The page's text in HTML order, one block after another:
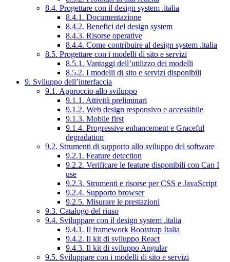
8.4. Progettare con il design system .italia
8.4.1. Documentazione
8.4.2. Benefici del design system
8.4.3. Risorse operative
8.4.4. Come contribuire al design system .italia
8.5. Progettare con i modelli di sito e servizi
8.5.1. Vantaggi dell’utilizzo dei modelli
8.5.2. I modelli di sito e servizi disponibili
9. Sviluppo dell’interfaccia
9.1. Approccio allo sviluppo
9.1.1. Attività preliminari
9.1.2. Web design responsivo e accessibile
9.1.3. Mobile first
9.1.4. Progressive enhancement e Graceful
degradation
9.2. Strumenti di supporto allo sviluppo del software
9.2.1. Feature detection
9.2.2. Verificare le feature disponibili con Can I
use
9.2.3. Strumenti e risorse per CSS e JavaScript
9.2.4. Supporto browser
9.2.5. Misurare le prestazioni
9.3. Catalogo del riuso
9.4. Sviluppare con il design system .italia
9.4.1. Il framework Bootstrap Italia
9.4.2. Il kit di sviluppo React
9.4.3. Il kit di sviluppo Angular
9.5. Sviluppare con i modelli di sito e servizi